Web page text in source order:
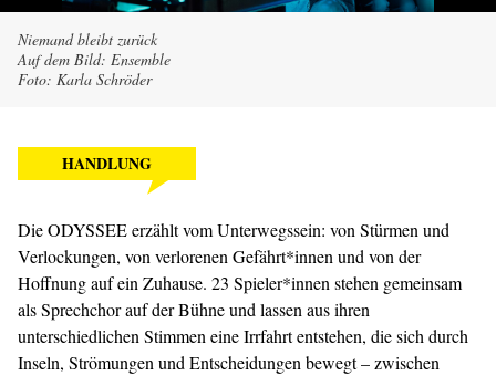
Niemand bleibt zurück
Auf dem Bild: Ensemble
Foto: Karla Schröder
HANDLUNG
Die ODYSSEE erzählt vom Unterwegssein: von Stürmen und
Verlockungen, von verlorenen Gefährt*innen und von der
Hoffnung auf ein Zuhause. 23 Spieler*innen stehen gemeinsam
als Sprechchor auf der Bühne und lassen aus ihren
unterschiedlichen Stimmen eine Irrfahrt entstehen, die sich durch
Inseln, Strömungen und Entscheidungen bewegt – zwischen